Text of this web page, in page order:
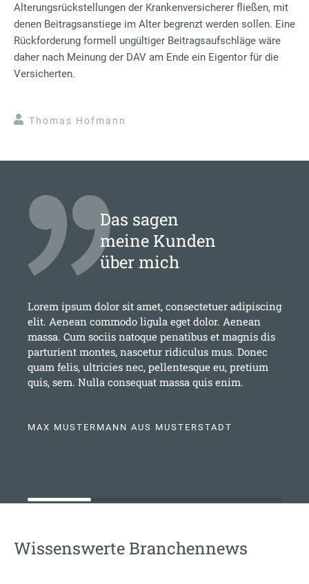
Alterungsrückstellungen der Krankenversicherer fließen, mit
denen Beitragsanstiege im Alter begrenzt werden sollen. Eine
Rückforderung formell ungültiger Beitragsaufschläge wäre
daher nach Meinung der DAV am Ende ein Eigentor für die
Versicherten.
Thomas Hofmann
Das sagen
meine Kunden
über mich
Lorem ipsum dolor sit amet, consectetuer adipiscing
elit. Aenean commodo ligula eget dolor. Aenean
massa. Cum sociis natoque penatibus et magnis dis
parturient montes, nascetur ridiculus mus. Donec
quam felis, ultricies nec, pellentesque eu, pretium
quis, sem. Nulla consequat massa quis enim.
MAX MUSTERMANN AUS MUSTERSTADT
Wissenswerte Branchennews